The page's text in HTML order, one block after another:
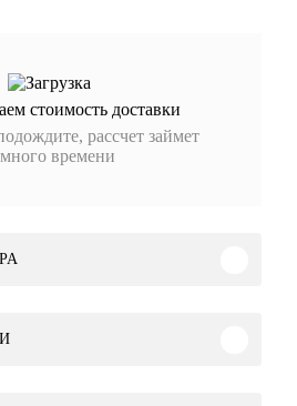
стоимость доставки
рассчет займет
времени